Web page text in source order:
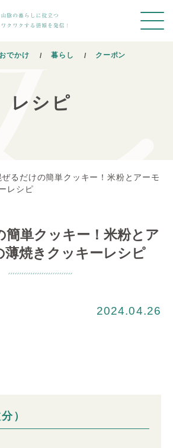
おでかけ 暮らし クーポン
レシピ
ぜるだけの簡単クッキー！米粉とアーモ
レシピ
簡単クッキー！米粉とア
薄焼きクッキーレシピ
2024.04.26
）